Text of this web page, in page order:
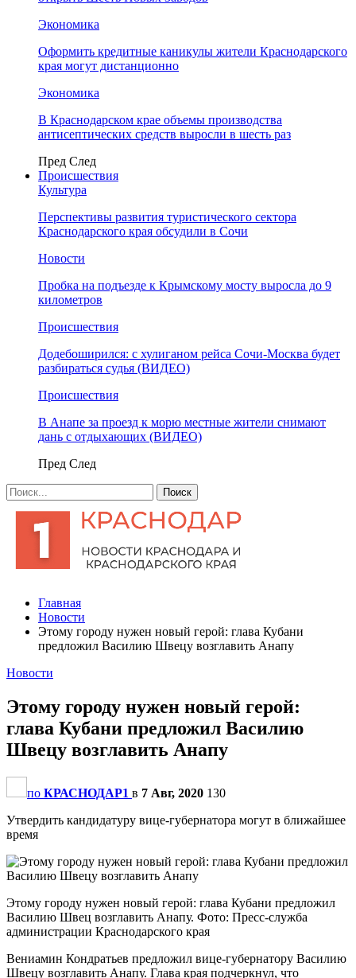
Экономика
Оформить кредитные каникулы жители Краснодарского
края могут дистанционно
Экономика
В Краснодарском крае объемы производства
антисептических средств выросли в шесть раз
Пред След
Происшествия
Культура
Перспективы развития туристического сектора
Краснодарского края обсудили в Сочи
Новости
Пробка на подъезде к Крымскому мосту выросла до 9
километров
Происшествия
Додебоширился: с хулиганом рейса Сочи-Москва будет
разбираться судья (ВИДЕО)
Происшествия
В Анапе за проезд к морю местные жители снимают
дань с отдыхающих (ВИДЕО)
Пред След
Главная
Новости
Этому городу нужен новый герой: глава Кубани
предложил Василию Швецу возглавить Анапу
Новости
Этому городу нужен новый герой:
глава Кубани предложил Василию
Швецу возглавить Анапу
по КРАСНОДАР1 в 7 Авг, 2020 130
Утвердить кандидатуру вице-губернатора могут в ближайшее
время
Этому городу нужен новый герой: глава Кубани предложил
Василию Швец возглавить Анапу. Фото: Пресс-служба
администрации Краснодарского края
Вениамин Кондратьев предложил вице-губернатору Василию
Швецу возглавить Анапу. Глава края подчеркнул, что